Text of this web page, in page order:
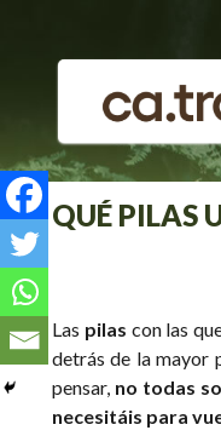
contenido
QUÉ PILAS
Las pilas con las
detrás de la mayor
pensar, no todas
necesitáis para